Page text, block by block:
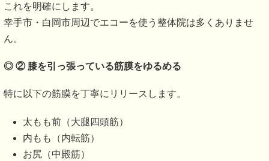
これを明確にします。
幸手市・白岡市周辺でエコーを使う整体院は多くありませ
ん。
◎ ② 膝を引っ張っている筋膜をゆるめる
特に以下の筋膜を丁寧にリリースします。
太もも前（大腿四頭筋）
内もも（内転筋）
お尻（中殿筋）